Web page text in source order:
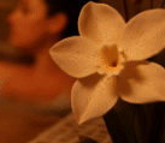
offres